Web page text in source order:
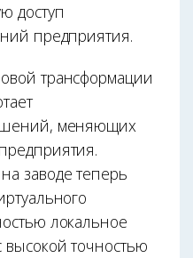
доступ
предприятия.
трансформации
меняющих
заводе теперь
локальное
точностью